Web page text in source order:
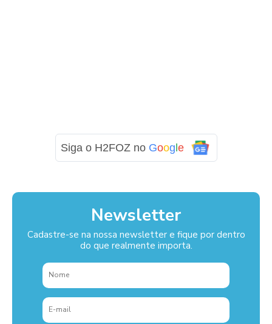
Siga o H2FOZ no Goog e
Newsletter
Cadastre-se na nossa newsletter e fique por dentro
do que realmente importa.